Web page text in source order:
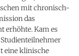
mit chronisch-
das
Kam es
eine klinische